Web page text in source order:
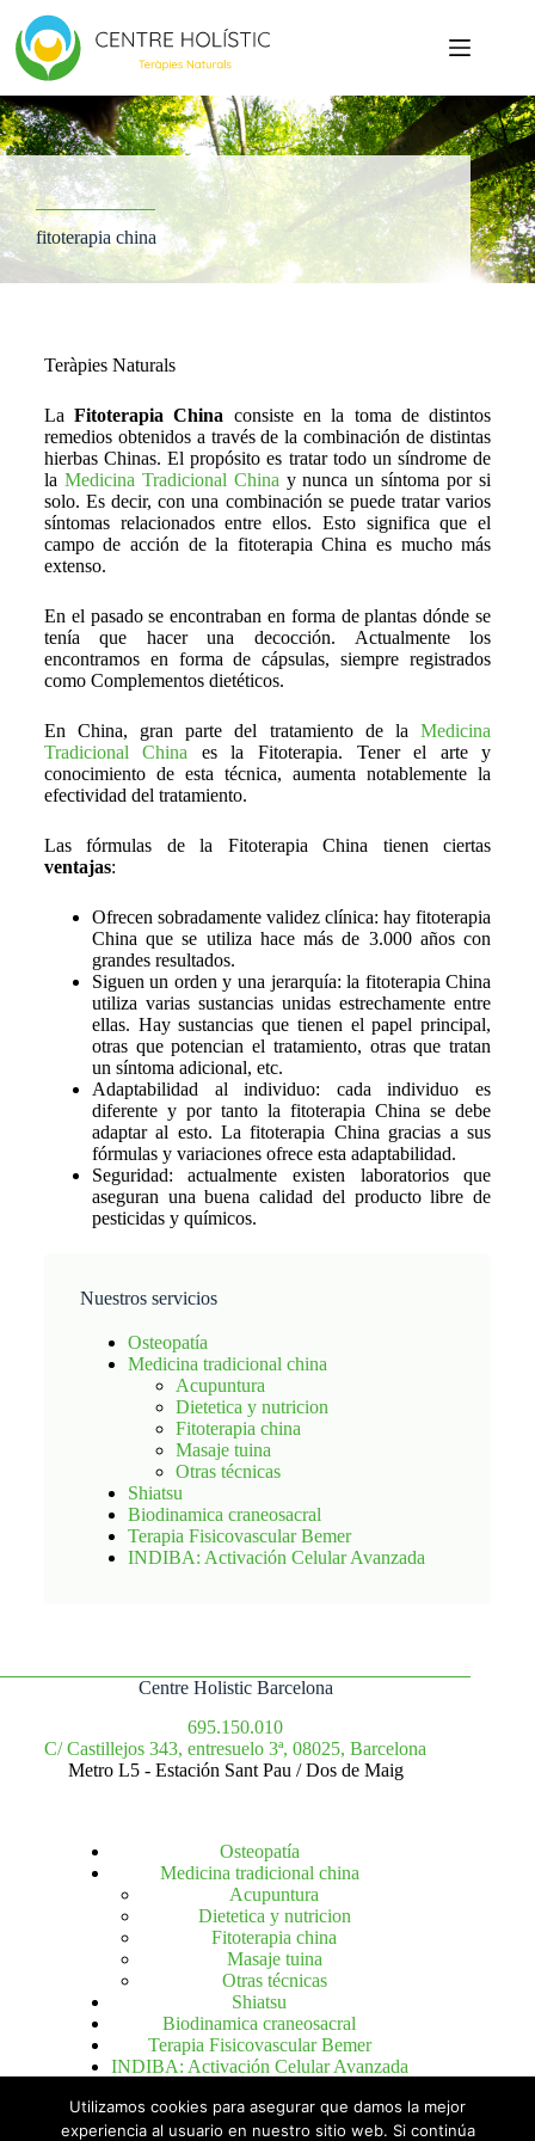
fitoterapia china
Teràpies Naturals
LaFitoterapia China consiste en la toma de distintos
remedios obtenidos a través de la combinación de distintas
hierbas Chinas. El propósito es tratar todo un síndrome de
la Medicina Tradicional China y nunca un síntoma por si
solo. Es decir, con una combinación se puede tratar varios
síntomas relacionados entre ellos. Esto significa que el
campo de acción de la fitoterapia China es mucho más
extenso.
En el pasado se encontraban en forma de plantas dónde se
tenía que hacer una decocción. Actualmente los
encontramos en forma de cápsulas, siempre registrados
como Complementos dietéticos.
En China, gran parte del tratamiento de laMedicina
Tradicional China es la Fitoterapia. Tener el arte y
conocimiento de esta técnica, aumenta notablemente la
efectividad del tratamiento.
Las fórmulas de la Fitoterapia China tienen ciertas
ventajas:
Ofrecen sobradamente validez clínica: hay fitoterapia
China que se utiliza hace más de 3.000 años con
grandes resultados.
Siguen un orden y una jerarquía: la fitoterapia China
utiliza varias sustancias unidas estrechamente entre
ellas. Hay sustancias que tienen el papel principal,
otras que potencian el tratamiento, otras que tratan
un síntoma adicional, etc.
Adaptabilidad al individuo: cada individuo es
diferente y por tanto la fitoterapia China se debe
adaptar al esto. La fitoterapia China gracias a sus
fórmulas y variaciones ofrece esta adaptabilidad.
Seguridad: actualmente existen laboratorios que
aseguran una buena calidad del producto libre de
pesticidas y químicos.
Nuestros servicios
Osteopatía
Medicina tradicional china
Acupuntura
Dietetica y nutricion
Fitoterapia china
Masaje tuina
Otras técnicas
Shiatsu
Biodinamica craneosacral
Terapia Fisicovascular Bemer
INDIBA: Activación Celular Avanzada
Centre Holistic Barcelona
695.150.010
C/ Castillejos 343, entresuelo 3ª, 08025, Barcelona
Metro L5 - Estación Sant Pau / Dos de Maig
Osteopatía
Medicina tradicional china
Acupuntura
Dietetica y nutricion
Fitoterapia china
Masaje tuina
Otras técnicas
Shiatsu
Biodinamica craneosacral
Terapia Fisicovascular Bemer
INDIBA: Activación Celular Avanzada
Utilizamos cookies para asegurar que damos la mejor
experiencia al usuario en nuestro sitio web. Si continúa